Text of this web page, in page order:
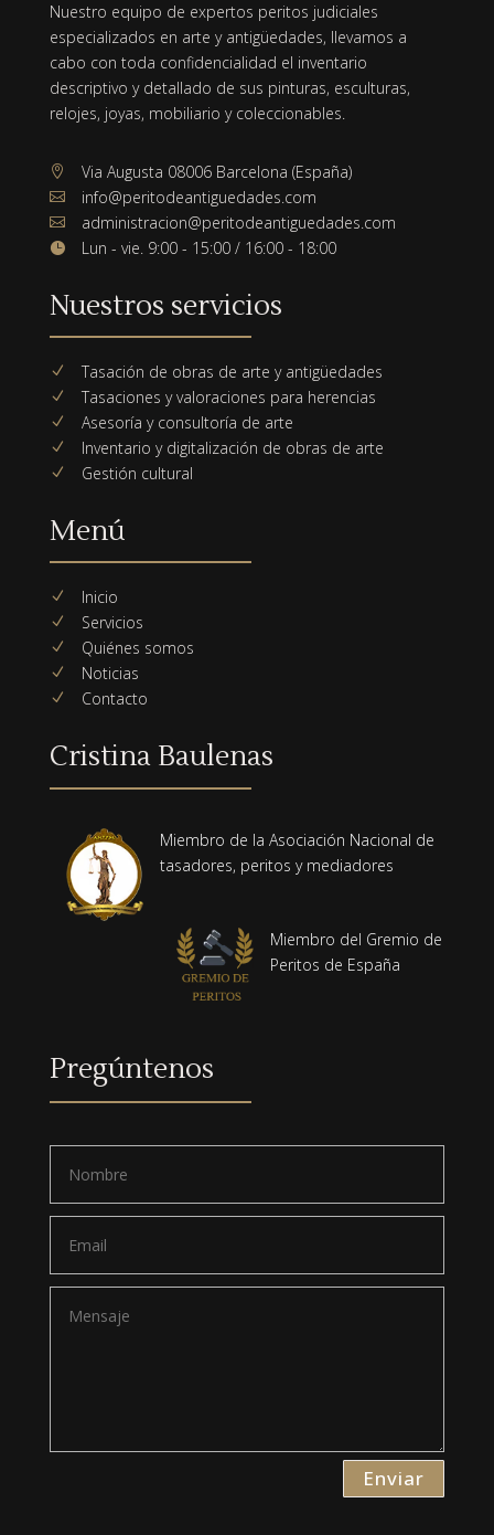
Nuestro equipo de expertos peritos judiciales
especializados en arte y antigüedades, llevamos a
cabo con toda confidencialidad el inventario
descriptivo y detallado de sus pinturas, esculturas,
relojes, joyas, mobiliario y coleccionables.
 Via Augusta 08006 Barcelona (España)
 info@peritodeantiguedades.com
 administracion@peritodeantiguedades.com
 Lun - vie. 9:00 - 15:00 / 16:00 - 18:00
Nuestros servicios
N Tasación de obras de arte y antigüedades
N Tasaciones y valoraciones para herencias
N Asesoría y consultoría de arte
N Inventario y digitalización de obras de arte
N Gestión cultural
Menú
N Inicio
N Servicios
N Quiénes somos
N Noticias
N Contacto
Cristina Baulenas
Miembro de la Asociación Nacional de
tasadores, peritos y mediadores
Miembro del Gremio de
Peritos de España
Pregúntenos
Enviar